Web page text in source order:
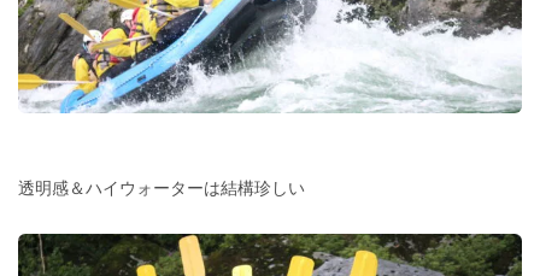
透明感＆ハイウォーターは結構珍しい